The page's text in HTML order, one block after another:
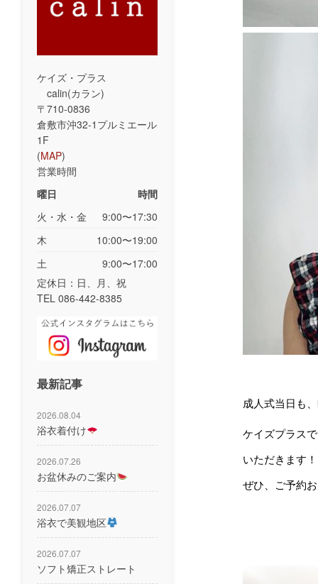
成人式当日も
ケイズプラス
いただきます！
ぜひ、ご予約
ケイズ・プラス
calin(カラン)
〒710-0836
倉敷市沖32-1プルミエール
1F
(MAP)
営業時間
曜日
時間
火・水・金
9:00〜17:30
木
10:00〜19:00
土
9:00〜17:00
定休日：日、月、祝
TEL 086-442-8385
最新記事
2026.08.04
浴衣着付け
2026.07.26
お盆休みのご案内
2026.07.07
浴衣で美観地区
2026.07.07
ソフト矯正ストレート